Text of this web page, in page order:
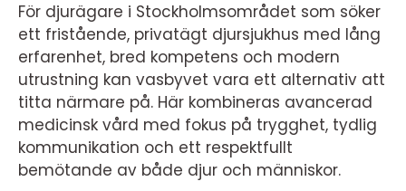
För djurägare i Stockholmsområdet som söker
ett fristående, privatägt djursjukhus med lång
erfarenhet, bred kompetens och modern
utrustning kan vasbyvet vara ett alternativ att
titta närmare på. Här kombineras avancerad
medicinsk vård med fokus på trygghet, tydlig
kommunikation och ett respektfullt
bemötande av både djur och människor.